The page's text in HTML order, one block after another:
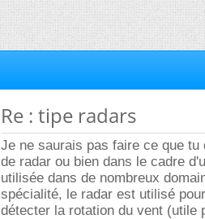
Re : tipe radars
Je ne saurais pas faire ce que
de radar ou bien dans le cadre
utilisée dans de nombreux
spécialité, le radar est utilisé
détecter la rotation du vent (utile